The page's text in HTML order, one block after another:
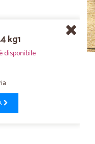
kg1
disponibile